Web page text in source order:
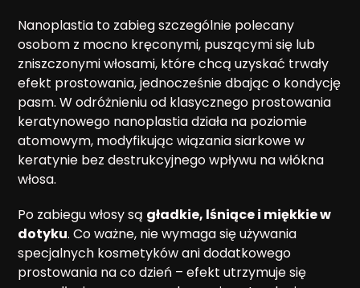
Nanoplastia to zabieg szczególnie polecany
osobom z mocno kręconymi, puszącymi się lub
zniszczonymi włosami, które chcą uzyskać trwały
efekt prostowania, jednocześnie dbając o kondycję
pasm. W odróżnieniu od klasycznego prostowania
keratynowego nanoplastia działa na poziomie
atomowym, modyfikując wiązania siarkowe w
keratynie bez destrukcyjnego wpływu na włókna
włosa.
Po zabiegu włosy są gładkie, lśniące i miękkie w
dotyku. Co ważne, nie wymaga się używania
specjalnych kosmetyków ani dodatkowego
prostowania na co dzień – efekt utrzymuje się